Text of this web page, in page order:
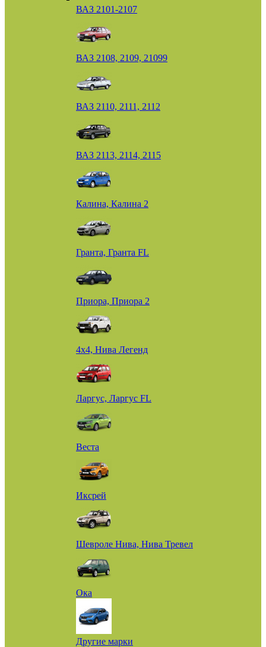
ВАЗ 2101-2107
ВАЗ 2108, 2109, 21099
ВАЗ 2110, 2111, 2112
ВАЗ 2113, 2114, 2115
Калина, Калина 2
Гранта, Гранта FL
Приора, Приора 2
4х4, Нива Легенд
Ларгус, Ларгус FL
Веста
Иксрей
Шевроле Нива, Нива Тревел
Ока
Другие марки